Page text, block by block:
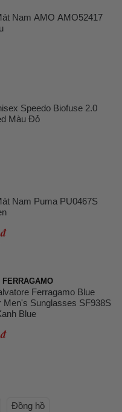
Nam AMO AMO52417
Speedo Biofuse 2.0
Màu Đỏ
Nam Puma PU0467S
FERRAGAMO
Ferragamo Blue
Men's Sunglasses SF938S
Blue
Đồng hồ